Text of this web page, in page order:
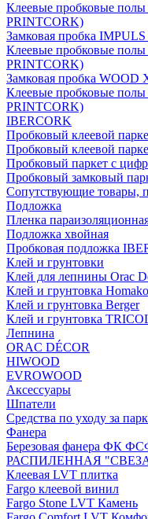
Клеевые пробковые
PRINTCORK)
Замковая пробка
Клеевые пробковые
PRINTCORK)
Замковая пробка WOOD
Клеевые пробковые
PRINTCORK)
IBERCORK
Пробковый клеевой
Пробковый клеевой
Пробковый паркет с
Пробковый замковый
Сопутствующие товары,
Подложка
Пленка
Подложка хвойная
Пробковая подложка
Клей и грунтовки
Клей для лепнины Orac
Клей и грунтовка
Клей и грунтовка Berger
Клей и грунтовка
Лепнина
ORAC DÉCOR
HIWOOD
EVROWOOD
Аксессуары
Шпатели
Средства по уходу за
Фанера
Березовая фанера ФК
РАСПИЛЕННАЯ
Клеевая LVT плитка
Fargo клеевой винил
Fargo Stone LVT Камень